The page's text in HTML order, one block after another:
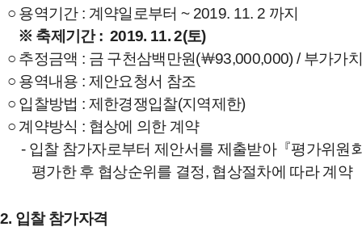
○ 용역기간 : 계약일로부터~ 2019. 11. 2 까지
※ 축제기간: 2019. 11. 2(토)
○ 추정금액 : 금 구천삼백만원(￦93,000,000) /부가가
○ 용역내용 : 제안요청서 참조
○ 입찰방법 : 제한경쟁입찰(지역제한)
○ 계약방식 : 협상에 의한 계약
- 입찰 참가자로부터 제안서를 제출받아『평가위원
평가한 후 협상순위를 결정, 협상절차에 따라 계약
2. 입찰 참가자격